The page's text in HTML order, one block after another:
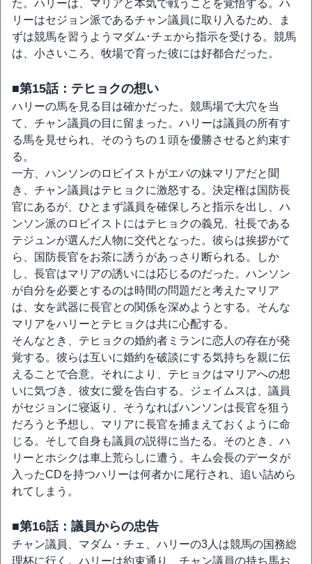
た。ハリーは、マリアと本気で戦うことを覚悟する。ハ
リーはセジョン派であるチャン議員に取り入るため、ま
ずは競馬を習うようマダム･チェから指示を受ける。競馬
は、小さいころ、牧場で育った彼には好都合だった。
■第15話：テヒョクの想い
ハリーの馬を見る目は確かだった。競馬場で大穴を当
て、チャン議員の目に留まった。ハリーは議員の所有す
る馬を見せられ、そのうちの１頭を優勝させると約束す
る。
一方、ハンソンのロビイストがエバの妹マリアだと聞
き、チャン議員はテヒョクに激怒する。決定権は国防長
官にあるが、ひとまず議員を確保しろと指示を出し、ハ
ンソン派のロビイストにはテヒョクの義兄、社長である
テジュンが選んだ人物に交代となった。彼らは挨拶がて
ら、国防長官をお茶に誘うがあっさり断られる。しか
し、長官はマリアの誘いには応じるのだった。ハンソン
が自分を必要とするのは時間の問題だと考えたマリア
は、女を武器に長官との関係を深めようとする。そんな
マリアをハリーとテヒョクは共に心配する。
そんなとき、テヒョクの婚約者ミランに恋人の存在が発
覚する。彼らは互いに婚約を破談にする気持ちを親に伝
えることで合意。それにより、テヒョクはマリアへの想
いに気づき、彼女に愛を告白する。ジェイムスは、議員
がセジョンに寝返り、そうなればハンソンは長官を狙う
だろうと予想し、マリアに長官を捕まえておくように命
じる。そして自身も議員の説得に当たる。そのとき、ハ
リーとホシクは車上荒らしに遭う。キム会長のデータが
入ったCDを持つハリーは何者かに尾行され、追い詰めら
れてしまう。
■第16話：議員からの忠告
チャン議員、マダム・チェ、ハリーの3人は競馬の国務総
理杯に行く。ハリーは約束通り、チャン議員の持ち馬お